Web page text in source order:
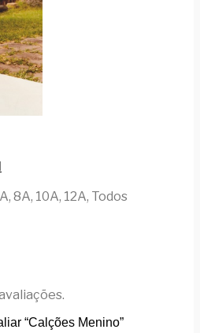
8A, 10A, 12A, Todos
“Calções Menino”